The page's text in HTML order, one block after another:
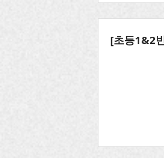
[초등1&2